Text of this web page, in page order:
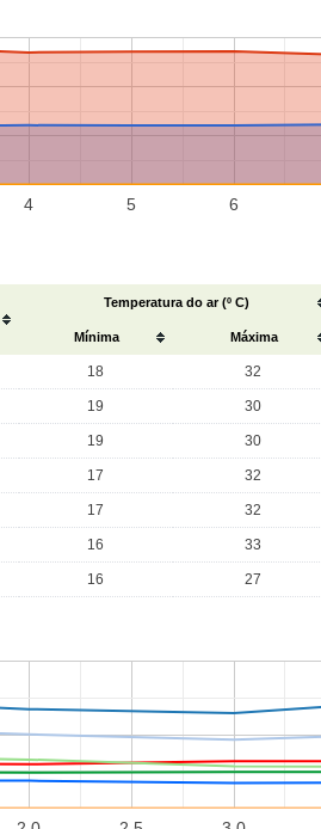
4 5 6
Temperatura do ar (º C)
Mínima
Máxima
18 32
19 30
19 30
17 32
17 32
16 33
16 27